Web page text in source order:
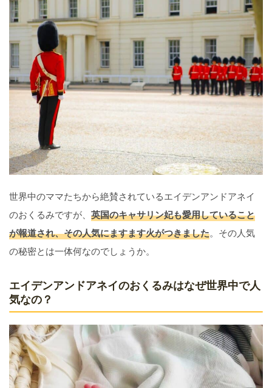
世界中のママたちから絶賛されているエイデンアンドアネイ
のおくるみですが、 英国のキャサリン妃も愛用していること
が報道され、その人気にますます火がつきました。その人気
の秘密とは一体何なのでしょうか。
エイデンアンドアネイのおくるみはなぜ世界中で人
気なの？